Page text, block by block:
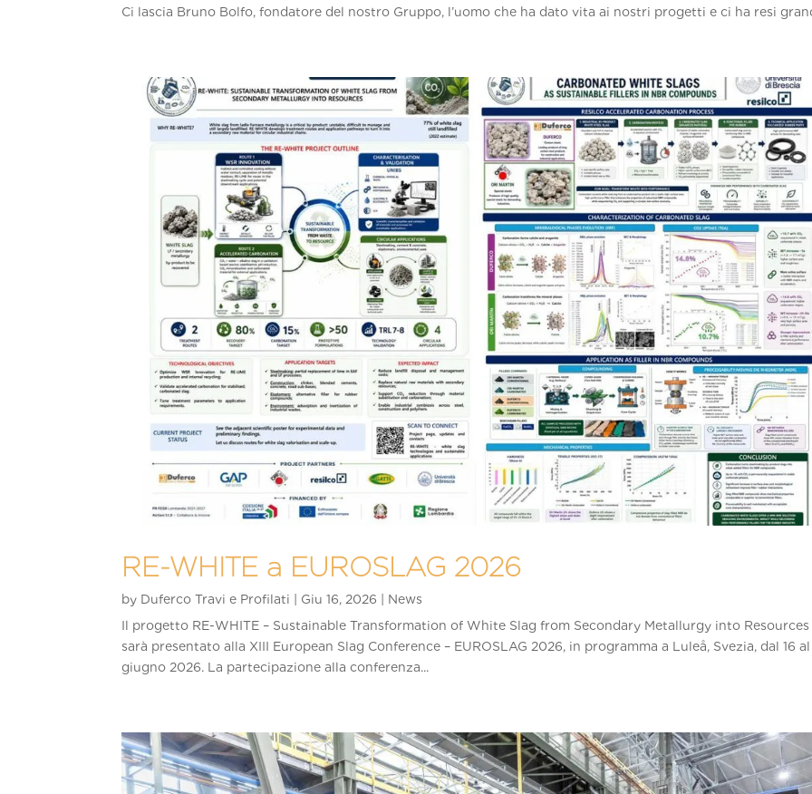
Ci lascia Bruno Bolfo, fondatore del nostro Gruppo, l’uomo che ha dato vita ai nostri progetti e ci ha resi
RE-WHITE a EUROSLAG 2026
by Duferco Travi e Profilati Giu 16, 2026
News
Il progetto RE-WHITE – Sustainable Transformation of White Slag from Secondary Metallurgy into Resources
sarà presentato alla XIII European Slag Conference – EUROSLAG 2026, in programma a Luleå, Svezia, dal 16 al
giugno 2026. La partecipazione alla conferenza...